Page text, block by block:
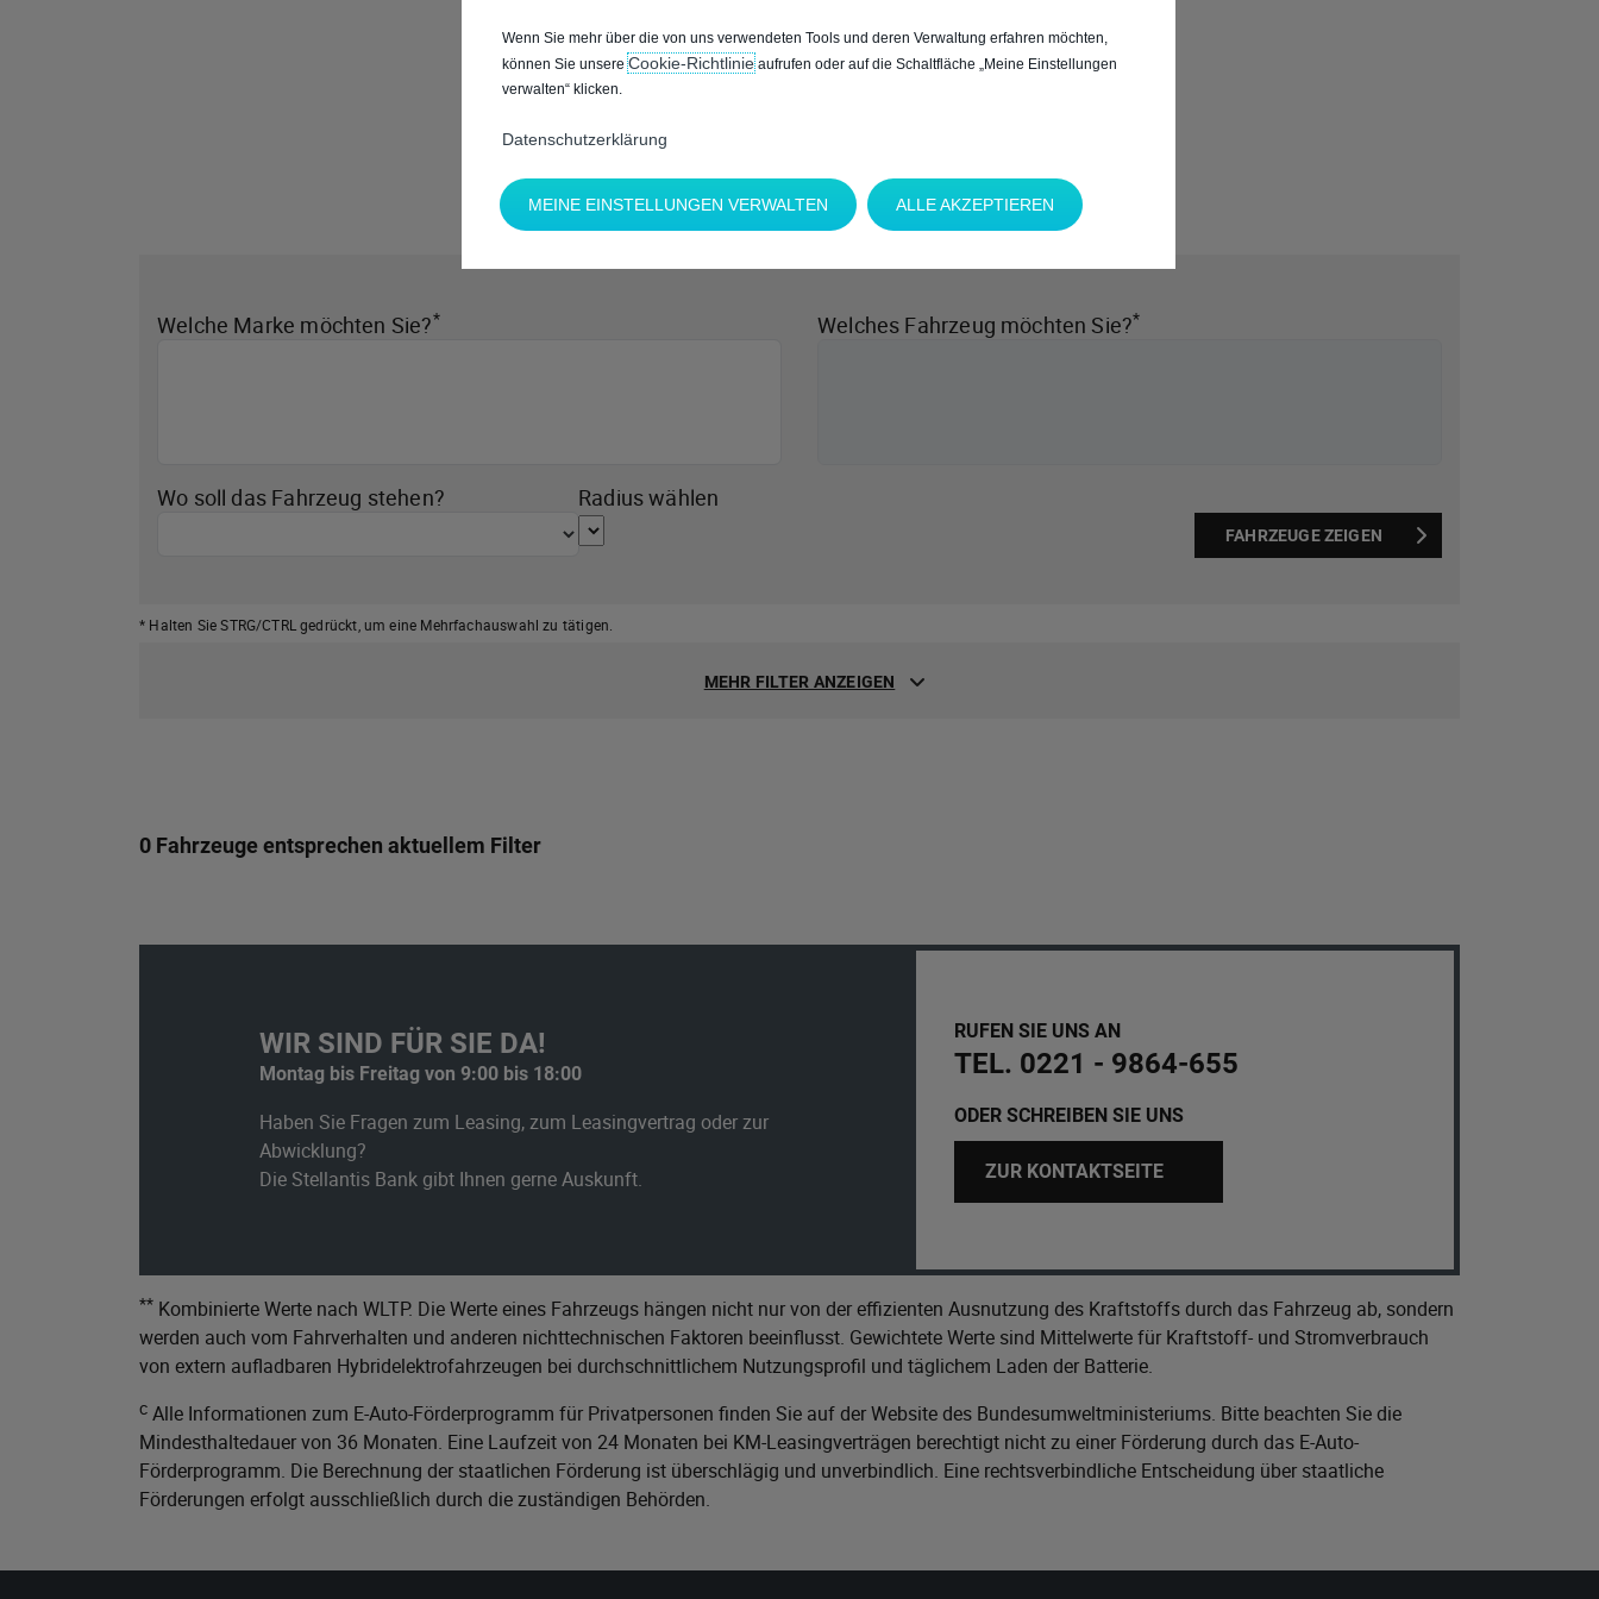
Welche Marke möchten Sie?* Welches Fahrzeug möchten Sie?*
Wo soll das Fahrzeug stehen? Radius wählen
FAHRZEUGE ZEIGEN
* Halten Sie STRG/CTRL gedrückt, um eine Mehrfachauswahl zu tätigen.
MEHR FILTER ANZEIGEN
0 Fahrzeuge entsprechen aktuellem Filter
WIR SIND FÜR SIE DA!
Montag bis Freitag von 9:00 bis 18:00
Haben Sie Fragen zum Leasing, zum Leasingvertrag oder zur
Abwicklung?
Die Stellantis Bank gibt Ihnen gerne Auskunft.
RUFEN SIE UNS AN
TEL. 0221 - 9864-655
ODER SCHREIBEN SIE UNS
ZUR KONTAKTSEITE
** Kombinierte Werte nach WLTP. Die Werte eines Fahrzeugs hängen nicht nur von der effizienten Ausnutzung des Kraftstoffs durch das Fahrzeug ab, sondern
werden auch vom Fahrverhalten und anderen nichttechnischen Faktoren beeinflusst. Gewichtete Werte sind Mittelwerte für Kraftstoff- und Stromverbrauch
von extern aufladbaren Hybridelektrofahrzeugen bei durchschnittlichem Nutzungsprofil und täglichem Laden der Batterie.
c Alle Informationen zum E-Auto-Förderprogramm für Privatpersonen finden Sie auf der Website des Bundesumweltministeriums. Bitte beachten Sie die
Mindesthaltedauer von 36 Monaten. Eine Laufzeit von 24 Monaten bei KM-Leasingverträgen berechtigt nicht zu einer Förderung durch das E-Auto-
Förderprogramm. Die Berechnung der staatlichen Förderung ist überschlägig und unverbindlich. Eine rechtsverbindliche Entscheidung über staatliche
Förderungen erfolgt ausschließlich durch die zuständigen Behörden.
Wenn Sie mehr über die von uns verwendeten Tools und deren Verwaltung erfahren möchten,
können Sie unsereCookie‑Richtlinieaufrufen oder auf die Schaltfläche „Meine Einstellungen
verwalten“ klicken.
Datenschutzerklärung
MEINE EINSTELLUNGEN VERWALTEN ALLE AKZEPTIEREN